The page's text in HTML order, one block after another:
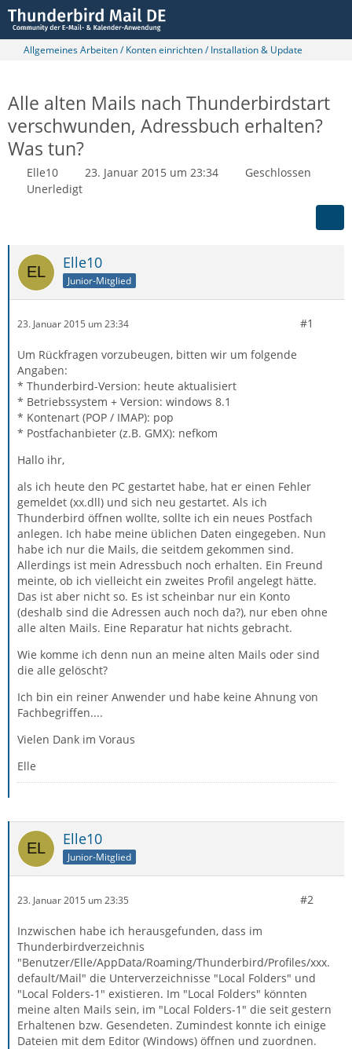
Allgemeines Arbeiten / Konten einrichten / Installation & Update
Alle alten Mails nach Thunderbirdstart
verschwunden, Adressbuch erhalten?
Was tun?
Elle10 23. Januar 2015 um 23:34
Geschlossen
Unerledigt
Elle10
Junior-Mitglied
23. Januar 2015 um 23:34 #1
Um Rückfragen vorzubeugen, bitten wir um folgende
Angaben:
* Thunderbird-Version: heute aktualisiert
* Betriebssystem + Version: windows 8.1
* Kontenart (POP / IMAP): pop
* Postfachanbieter (z.B. GMX): nefkom
Hallo ihr,
als ich heute den PC gestartet habe, hat er einen Fehler
gemeldet (xx.dll) und sich neu gestartet. Als ich
Thunderbird öffnen wollte, sollte ich ein neues Postfach
anlegen. Ich habe meine üblichen Daten eingegeben. Nun
habe ich nur die Mails, die seitdem gekommen sind.
Allerdings ist mein Adressbuch noch erhalten. Ein Freund
meinte, ob ich vielleicht ein zweites Profil angelegt hätte.
Das ist aber nicht so. Es ist scheinbar nur ein Konto
(deshalb sind die Adressen auch noch da?), nur eben ohne
alle alten Mails. Eine Reparatur hat nichts gebracht.
Wie komme ich denn nun an meine alten Mails oder sind
die alle gelöscht?
Ich bin ein reiner Anwender und habe keine Ahnung von
Fachbegriffen....
Vielen Dank im Voraus
Elle
Elle10
Junior-Mitglied
23. Januar 2015 um 23:35 #2
Inzwischen habe ich herausgefunden, dass im
Thunderbirdverzeichnis
"Benutzer/Elle/AppData/Roaming/Thunderbird/Profiles/xxx.
default/Mail" die Unterverzeichnisse "Local Folders" und
"Local Folders-1" existieren. Im "Local Folders" könnten
meine alten Mails sein, im "Local Folders-1" die seit gestern
Erhaltenen bzw. Gesendeten. Zumindest konnte ich einige
Dateien mit dem Editor (Windows) öffnen und zuordnen.